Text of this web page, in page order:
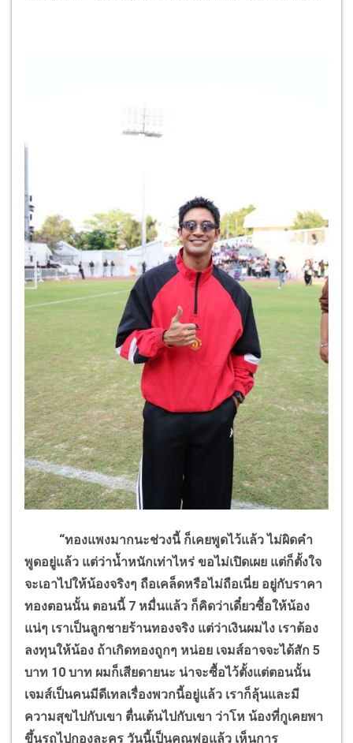
“ทองแพงมากนะช่วงนี้ ก็เคยพูดไว้แล้ว ไม่ผิดคำ
พูดอยู่แล้ว แต่ว่าน้ำหนักเท่าไหร่ ขอไม่เปิดเผย แต่ก็ตั้งใจ
จะเอาไปให้น้องจริงๆ ถือเคล็ดหรือไม่ถือเนี่ย อยู่กับราคา
ทองตอนนั้น ตอนนี้ 7 หมื่นแล้ว ก็คิดว่าเดี๋ยวซื้อให้น้อง
แน่ๆ เราเป็นลูกชายร้านทองจริง แต่ว่าเงินผมไง เราต้อง
ลงทุนให้น้อง ถ้าเกิดทองถูกๆ หน่อย เจมส์อาจจะได้สัก 5
บาท 10 บาท ผมก็เสียดายนะ น่าจะซื้อไว้ตั้งแต่ตอนนั้น
เจมส์เป็นคนมีดีเทลเรื่องพวกนี้อยู่แล้ว เราก็ลุ้นและมี
ความสุขไปกับเขา ตื่นเต้นไปกับเขา ว่าโห น้องที่กูเคยพา
ขึ้นรถไปกองละคร วันนี้เป็นคุณพ่อแล้ว เห็นการ